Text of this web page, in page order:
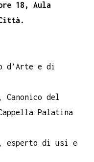
18, Aula
d’Arte e di
, Canonico del
Palatina
, esperto di usi e